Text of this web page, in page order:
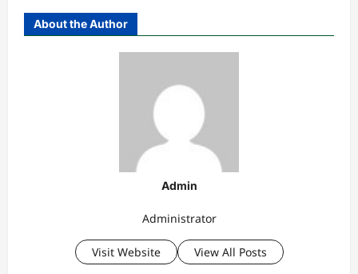
About the Author
Admin
Administrator
Visit Website View All Posts